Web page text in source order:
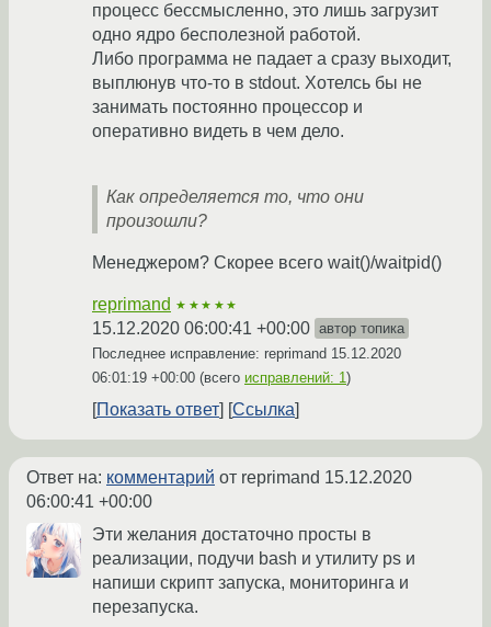
процесс бессмысленно, это лишь загрузит
одно ядро бесполезной работой.
Либо программа не падает а сразу выходит,
выплюнув что-то в stdout. Хотелсь бы не
занимать постоянно процессор и
оперативно видеть в чем дело.
Как определяется то, что они
произошли?
Менеджером? Скорее всего wait()/waitpid()
reprimand ★★★★★
15.12.2020 06:00:41 +00:00 автор топика
Последнее исправление: reprimand 15.12.2020
06:01:19 +00:00 (всего исправлений: 1)
Показать ответ Ссылка
Ответ на: комментарий от reprimand 15.12.2020
06:00:41 +00:00
Эти желания достаточно просты в
реализации, подучи bash и утилиту ps и
напиши скрипт запуска, мониторинга и
перезапуска.